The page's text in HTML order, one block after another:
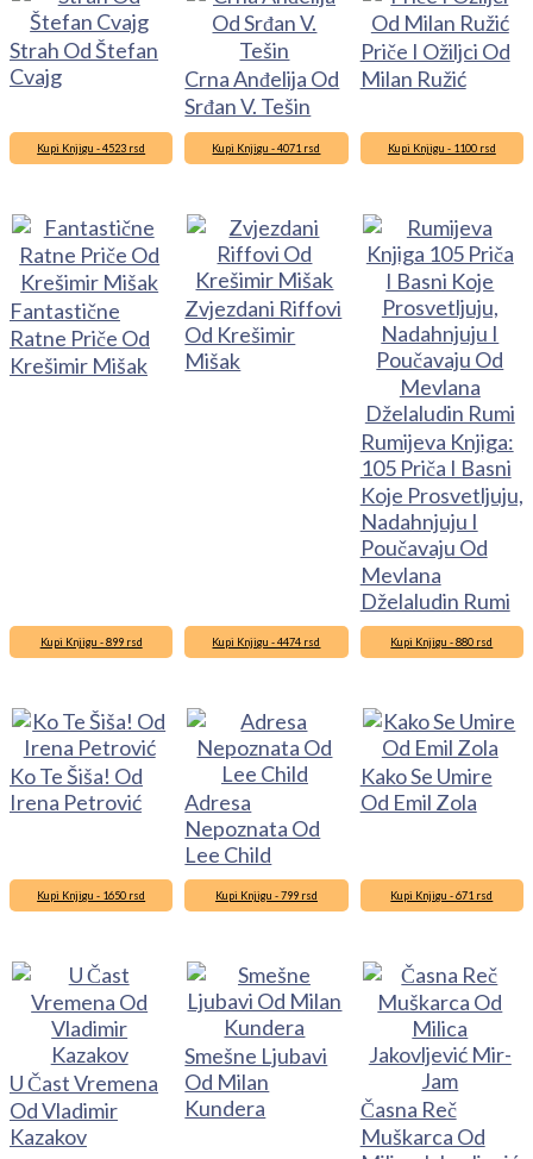
Strah Od Štefan
Cvajg
Crna Anđelija Od
Srđan V. Tešin
Priče I Ožiljci Od
Milan Ružić
Kupi Knjigu - 4523 rsd
Fantastične
Ratne Priče Od
Krešimir Mišak
Kupi Knjigu - 4071 rsd
Zvjezdani Riffovi
Od Krešimir
Mišak
Kupi Knjigu - 1100 rsd
Rumijeva Knjiga:
105 Priča I Basni
Koje Prosvetljuju,
Nadahnjuju I
Poučavaju Od
Mevlana
Dželaludin Rumi
Kupi Knjigu - 899 rsd
Ko Te Šiša! Od
Irena Petrović
Kupi Knjigu - 4474 rsd
Adresa
Nepoznata Od
Lee Child
Kupi Knjigu - 880 rsd
Kako Se Umire
Od Emil Zola
Kupi Knjigu - 1650 rsd
U Čast Vremena
Od Vladimir
Kazakov
Kupi Knjigu - 799 rsd
Smešne Ljubavi
Od Milan
Kundera
Kupi Knjigu - 671 rsd
Časna Reč
Muškarca Od